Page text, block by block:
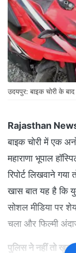
उदयपुर: बाइक चोरी के
Rajasthan
बाइक चोरी में एक
महाराणा भूपाल
रिपोर्ट लिखवाने
खास बात यह है कि
सोशल मीडिया पर
चला और फिल्मी
पुलिस ने नहीं तो खुद